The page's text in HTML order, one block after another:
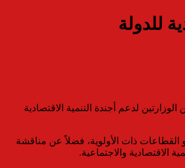
للدولة
لدعم أجندة التنمية الاقتصادية
القطاعات ذات الأولوية، فضلاً عن مناقشة
الاقتصادية والاجتماعية.